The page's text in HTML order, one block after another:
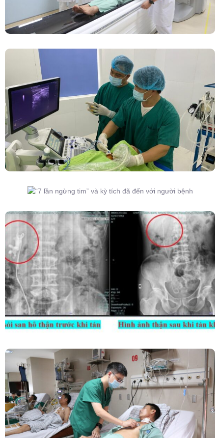
Đốt Sóng Cao Tần Dưới Siêu Âm, Điều Trị U
Lành Tuyến Giáp Không Cần Phẫu Thuật
Người Bệnh
Kết Hợp Tán Sỏi Qua Da Và Tán Sỏi Nội Soi
Ống Mềm – Kỹ Thuật Cao Loại Bỏ Triệt Để Sỏi
San Hô Thận
Phẫu Thuật Nội Soi Thay Van Tim – Bước Tiến
Vững Chắc Của Khoa Phẫu Thuật Tim Mạch
Lồng Ngực BVĐK Tỉnh Phú Thọ